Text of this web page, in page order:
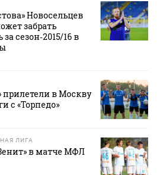
Новосельцев
забрать
сезон‑2015/16 в
прилетели в Москву
с «Торпедо»
ЛИГА
в матче МФЛ